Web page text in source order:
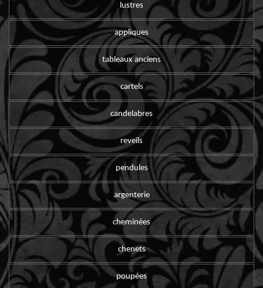
lustres
appliques
tableaux anciens
cartels
candelabres
reveils
pendules
argenterie
cheminées
chenets
poupées